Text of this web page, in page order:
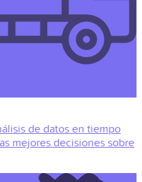
de datos en tiempo
mejores decisiones sobre